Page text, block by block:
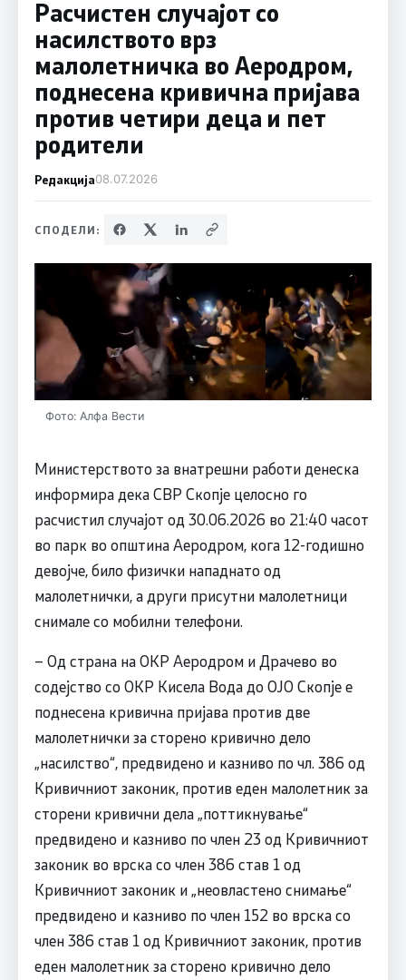
Расчистен случајот со
насилството врз
малолетничка во Аеродром,
поднесена кривична пријава
против четири деца и пет
родители
Редакција08.07.2026
СПОДЕЛИ:
Фото: Алфа Вести
Министерството за внатрешни работи денеска
информира дека СВР Скопје целосно го
расчистил случајот од 30.06.2026 во 21:40 часот
во парк во општина Аеродром, кога 12-годишно
девојче, било физички нападнато од
малолетнички, а други присутни малолетници
снимале со мобилни телефони.
– Од страна на ОКР Аеродром и Драчево во
содејство со ОКР Кисела Вода до ОЈО Скопје е
поднесена кривична пријава против две
малолетнички за сторено кривично дело
„насилство“, предвидено и казниво по чл. 386 од
Кривичниот законик, против еден малолетник за
сторени кривични дела „поттикнување“
предвидено и казниво по член 23 од Кривичниот
законик во врска со член 386 став 1 од
Кривичниот законик и „неовластено снимање“
предвидено и казниво по член 152 во врска со
член 386 став 1 од Кривичниот законик, против
еден малолетник за сторено кривично дело